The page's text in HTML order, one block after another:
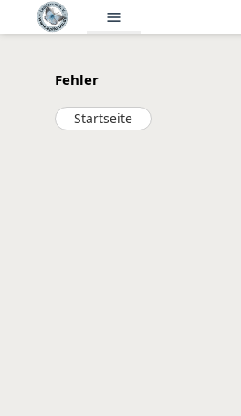
menu
Fehler
Startseite